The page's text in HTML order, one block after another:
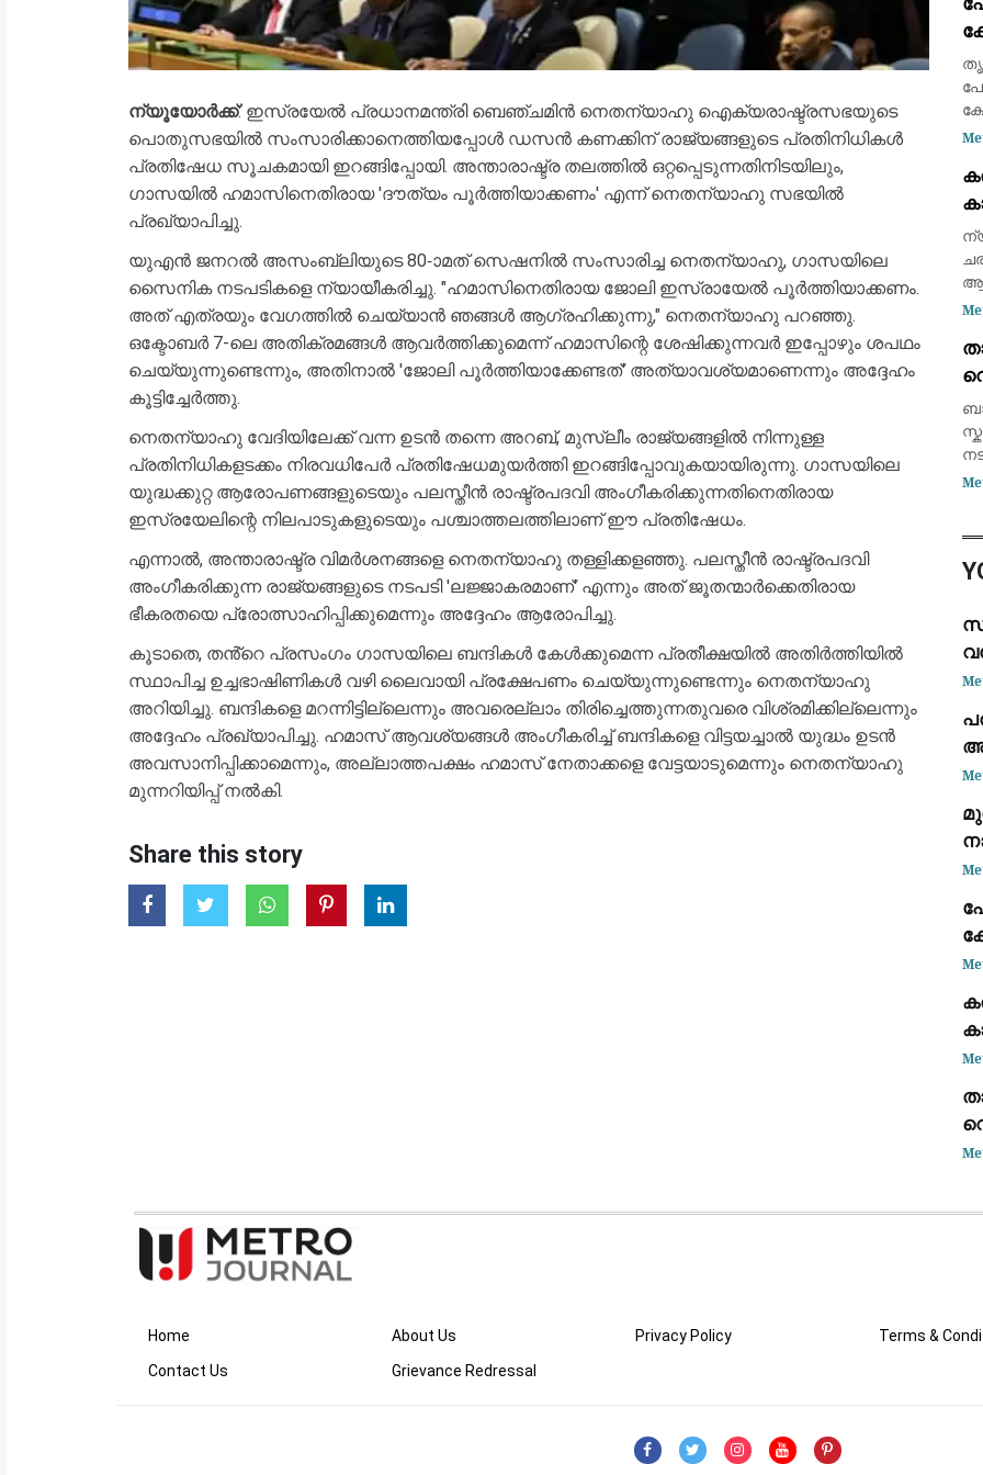
ന്യൂയോർക്ക്: ഇസ്രയേൽ പ്രധാനമന്ത്രി ബെഞ്ചമിൻ നെതന്യാഹു ഐക്യരാഷ്ട്രസഭയുടെ
പൊതുസഭയിൽ സംസാരിക്കാനെത്തിയപ്പോൾ ഡസൻ കണക്കിന് രാജ്യങ്ങളുടെ പ്രതിനിധികൾ
പ്രതിഷേധ സൂചകമായി ഇറങ്ങിപ്പോയി. അന്താരാഷ്ട്ര തലത്തിൽ ഒറ്റപ്പെടുന്നതിനിടയിലും,
ഗാസയിൽ ഹമാസിനെതിരായ 'ദൗത്യം പൂർത്തിയാക്കണം' എന്ന് നെതന്യാഹു സഭയിൽ
പ്രഖ്യാപിച്ചു.
​യുഎൻ ജനറൽ അസംബ്ലിയുടെ 80-ാമത് സെഷനിൽ സംസാരിച്ച നെതന്യാഹു, ഗാസയിലെ
സൈനിക നടപടികളെ ന്യായീകരിച്ചു. "ഹമാസിനെതിരായ ജോലി ഇസ്രായേൽ പൂർത്തിയാക്കണം.
അത് എത്രയും വേഗത്തിൽ ചെയ്യാൻ ഞങ്ങൾ ആഗ്രഹിക്കുന്നു," നെതന്യാഹു പറഞ്ഞു.
ഒക്ടോബർ 7-ലെ അതിക്രമങ്ങൾ ആവർത്തിക്കുമെന്ന് ഹമാസിന്റെ ശേഷിക്കുന്നവർ ഇപ്പോഴും ശപഥം
ചെയ്യുന്നുണ്ടെന്നും, അതിനാൽ 'ജോലി പൂർത്തിയാക്കേണ്ടത്' അത്യാവശ്യമാണെന്നും അദ്ദേഹം
കൂട്ടിച്ചേർത്തു.
​നെതന്യാഹു വേദിയിലേക്ക് വന്ന ഉടൻ തന്നെ അറബ്, മുസ്ലീം രാജ്യങ്ങളിൽ നിന്നുള്ള
പ്രതിനിധികളടക്കം നിരവധിപേർ പ്രതിഷേധമുയർത്തി ഇറങ്ങിപ്പോവുകയായിരുന്നു. ഗാസയിലെ
യുദ്ധക്കുറ്റ ആരോപണങ്ങളുടെയും പലസ്തീൻ രാഷ്ട്രപദവി അംഗീകരിക്കുന്നതിനെതിരായ
ഇസ്രയേലിന്റെ നിലപാടുകളുടെയും പശ്ചാത്തലത്തിലാണ് ഈ പ്രതിഷേധം.
​എന്നാൽ, അന്താരാഷ്ട്ര വിമർശനങ്ങളെ നെതന്യാഹു തള്ളിക്കളഞ്ഞു. പലസ്തീൻ രാഷ്ട്രപദവി
അംഗീകരിക്കുന്ന രാജ്യങ്ങളുടെ നടപടി 'ലജ്ജാകരമാണ്' എന്നും അത് ജൂതന്മാർക്കെതിരായ
ഭീകരതയെ പ്രോത്സാഹിപ്പിക്കുമെന്നും അദ്ദേഹം ആരോപിച്ചു.
​കൂടാതെ, തൻ്റെ പ്രസംഗം ഗാസയിലെ ബന്ദികൾ കേൾക്കുമെന്ന പ്രതീക്ഷയിൽ അതിർത്തിയിൽ
സ്ഥാപിച്ച ഉച്ചഭാഷിണികൾ വഴി ലൈവായി പ്രക്ഷേപണം ചെയ്യുന്നുണ്ടെന്നും നെതന്യാഹു
അറിയിച്ചു. ബന്ദികളെ മറന്നിട്ടില്ലെന്നും അവരെല്ലാം തിരിച്ചെത്തുന്നതുവരെ വിശ്രമിക്കില്ലെന്നും
അദ്ദേഹം പ്രഖ്യാപിച്ചു. ഹമാസ് ആവശ്യങ്ങൾ അംഗീകരിച്ച് ബന്ദികളെ വിട്ടയച്ചാൽ യുദ്ധം ഉടൻ
അവസാനിപ്പിക്കാമെന്നും, അല്ലാത്തപക്ഷം ഹമാസ് നേതാക്കളെ വേട്ടയാടുമെന്നും നെതന്യാഹു
മുന്നറിയിപ്പ് നൽകി.
Share this story
Home About Us Privacy Policy
Terms &
Contact Us
Grievance Redressal